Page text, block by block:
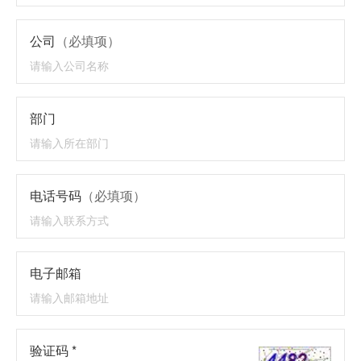
公司 （必填项）
部门
电话号码 （必填项）
电子邮箱
验证码 *